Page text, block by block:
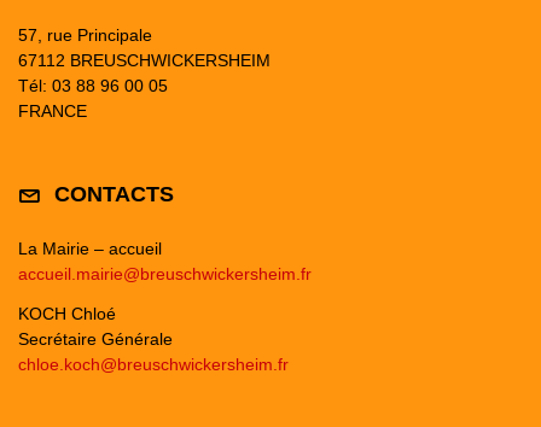
57, rue Principale
67112 BREUSCHWICKERSHEIM
Tél: 03 88 96 00 05
FRANCE
CONTACTS
La Mairie – accueil
accueil.mairie@breuschwickersheim.fr
KOCH Chloé
Secrétaire Générale
chloe.koch@breuschwickersheim.fr